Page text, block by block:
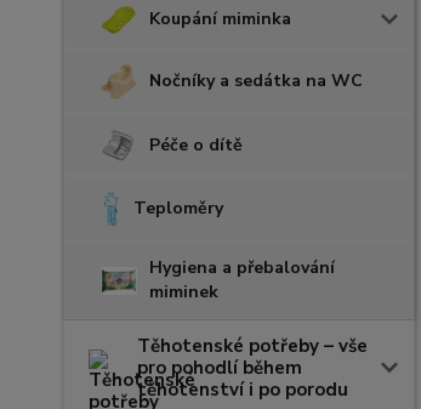
Koupání miminka
Nočníky a sedátka na WC
Péče o dítě
Teploměry
Hygiena a přebalování
miminek
Těhotenské potřeby – vše
pro pohodlí během
těhotenství i po porodu